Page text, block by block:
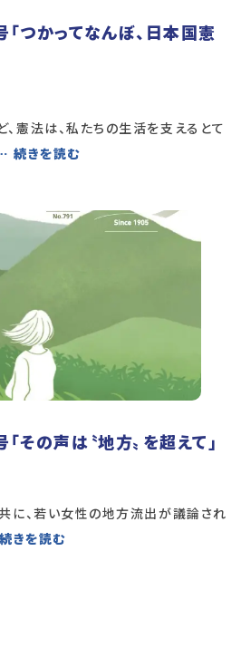
つかってなんぼ、日本国憲
憲法は、私たちの生活を支えるとて
続きを読む
の声は〝地方〟を超えて」
に、若い女性の地方流出が議論され
きを読む